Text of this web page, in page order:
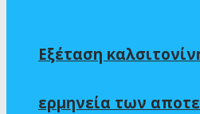
Εξέταση
ερμηνεία των